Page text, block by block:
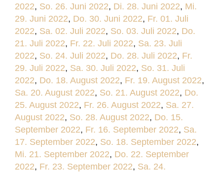
2022, So. 26. Juni 2022, Di. 28. Juni 2022, Mi.
29. Juni 2022, Do. 30. Juni 2022, Fr. 01. Juli
2022, Sa. 02. Juli 2022, So. 03. Juli 2022, Do.
21. Juli 2022, Fr. 22. Juli 2022, Sa. 23. Juli
2022, So. 24. Juli 2022, Do. 28. Juli 2022, Fr.
29. Juli 2022, Sa. 30. Juli 2022, So. 31. Juli
2022, Do. 18. August 2022, Fr. 19. August 2022,
Sa. 20. August 2022, So. 21. August 2022, Do.
25. August 2022, Fr. 26. August 2022, Sa. 27.
August 2022, So. 28. August 2022, Do. 15.
September 2022, Fr. 16. September 2022, Sa.
17. September 2022, So. 18. September 2022,
Mi. 21. September 2022, Do. 22. September
2022, Fr. 23. September 2022, Sa. 24.